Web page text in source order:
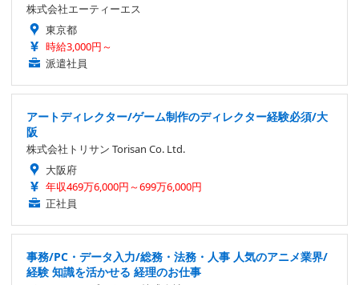
株式会社エーティーエス
東京都
時給3,000円～
派遣社員
アートディレクター/ゲーム制作のディレクター経験必須/大
阪
株式会社トリサン Torisan Co. Ltd.
大阪府
年収469万6,000円～699万6,000円
正社員
事務/PC・データ入力/総務・法務・人事 人気のアニメ業界/
経験 知識を活かせる 経理のお仕事